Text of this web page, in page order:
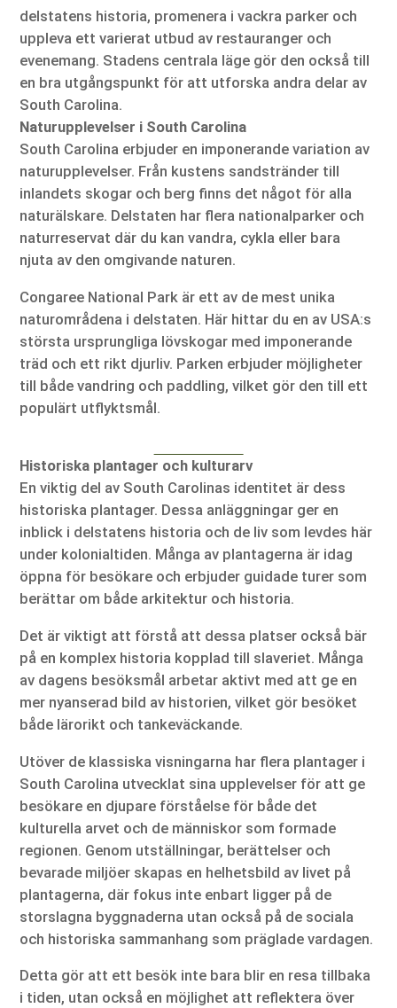
delstatens historia, promenera i vackra parker och
uppleva ett varierat utbud av restauranger och
evenemang. Stadens centrala läge gör den också till
en bra utgångspunkt för att utforska andra delar av
South Carolina.
Naturupplevelser i South Carolina
South Carolina erbjuder en imponerande variation av
naturupplevelser. Från kustens sandstränder till
inlandets skogar och berg finns det något för alla
naturälskare. Delstaten har flera nationalparker och
naturreservat där du kan vandra, cykla eller bara
njuta av den omgivande naturen.
Congaree National Park är ett av de mest unika
naturområdena i delstaten. Här hittar du en av USA:s
största ursprungliga lövskogar med imponerande
träd och ett rikt djurliv. Parken erbjuder möjligheter
till både vandring och paddling, vilket gör den till ett
populärt utflyktsmål.
Historiska plantager och kulturarv
En viktig del av South Carolinas identitet är dess
historiska plantager. Dessa anläggningar ger en
inblick i delstatens historia och de liv som levdes här
under kolonialtiden. Många av plantagerna är idag
öppna för besökare och erbjuder guidade turer som
berättar om både arkitektur och historia.
Det är viktigt att förstå att dessa platser också bär
på en komplex historia kopplad till slaveriet. Många
av dagens besöksmål arbetar aktivt med att ge en
mer nyanserad bild av historien, vilket gör besöket
både lärorikt och tankeväckande.
Utöver de klassiska visningarna har flera plantager i
South Carolina utvecklat sina upplevelser för att ge
besökare en djupare förståelse för både det
kulturella arvet och de människor som formade
regionen. Genom utställningar, berättelser och
bevarade miljöer skapas en helhetsbild av livet på
plantagerna, där fokus inte enbart ligger på de
storslagna byggnaderna utan också på de sociala
och historiska sammanhang som präglade vardagen.
Detta gör att ett besök inte bara blir en resa tillbaka
i tiden, utan också en möjlighet att reflektera över